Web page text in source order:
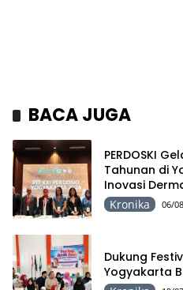
BACA JUGA
PERDOSKI
Tahunan di
Inovasi
Kronika 06/
Dukung
Yogyakarta